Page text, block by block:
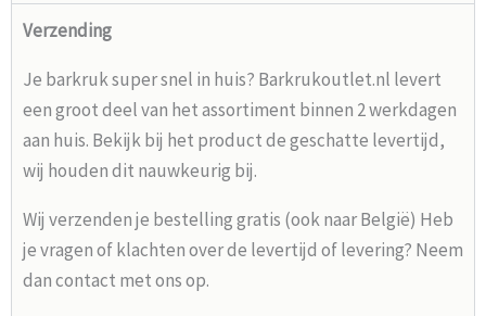
Verzending
Je barkruk super snel in huis? Barkrukoutlet.nl levert
een groot deel van het assortiment binnen 2 werkdagen
aan huis. Bekijk bij het product de geschatte levertijd,
wij houden dit nauwkeurig bij.
Wij verzenden je bestelling gratis (ook naar België) Heb
je vragen of klachten over de levertijd of levering? Neem
dan contact met ons op.